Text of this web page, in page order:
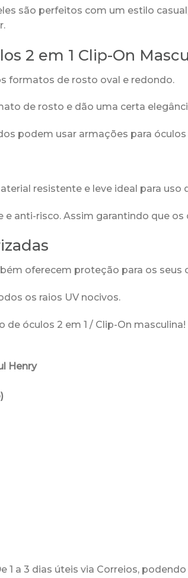
são perfeitos com um estilo
2 em 1 Clip-On
formatos de rosto oval e redondo.
de rosto e dão uma certa
podem usar armações para
resistente e leve ideal para uso
e anti-risco. Assim garantindo que
oferecem proteção para os seus
os raios UV nocivos.
de óculos 2 em 1 / Clip-On masculina!
Henry
1 a 3 dias úteis via Correios,